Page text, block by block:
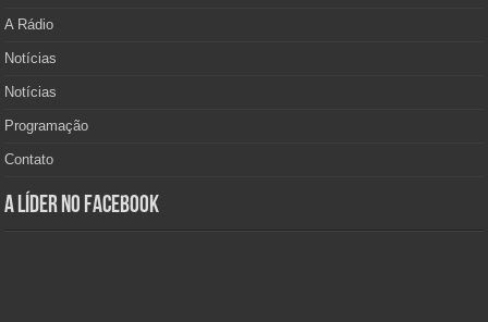
A Rádio
Notícias
Notícias
Programação
Contato
A Líder no Facebook